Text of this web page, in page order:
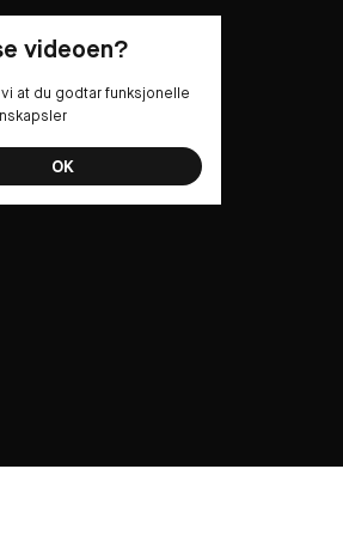
videoen?
at du godtar funksjonelle
OK